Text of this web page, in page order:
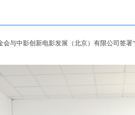
与中影创新电影发展（北京）有限公司签署